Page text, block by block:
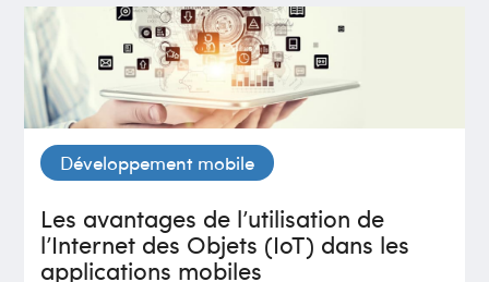
Développement mobile
Les avantages de l’utilisation de
l’Internet des Objets (IoT) dans les
applications mobiles